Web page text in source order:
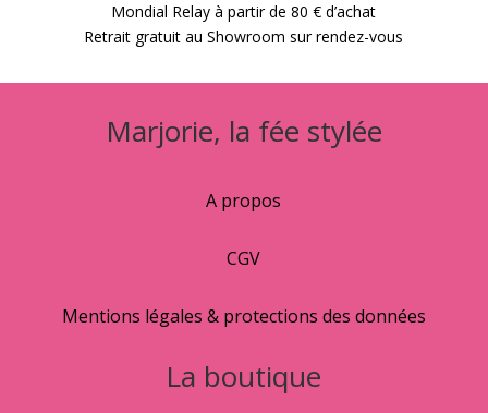
Mondial Relay à partir de 80 € d’achat
Retrait gratuit au Showroom sur rendez-vous
Marjorie, la fée stylée
A propos
CGV
Mentions légales & protections des données
La boutique